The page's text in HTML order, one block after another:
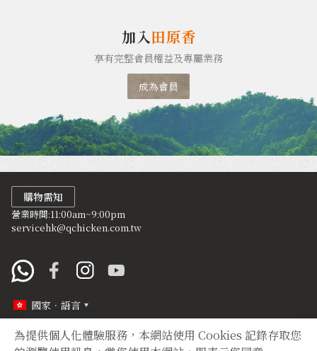
為提供個人化體驗服務，本網站使用 Cookies 記錄存取您
加入田原香
享有完整會員權益及專屬業務
成為會員
購物需知
營業時間:11:00am~9:00pm
servicehk@qchicken.com.tw
國家．語言